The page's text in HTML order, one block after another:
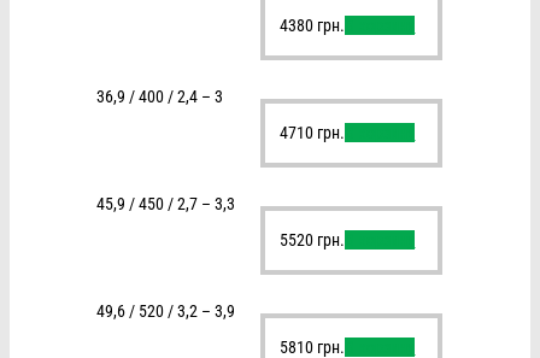
4380 грн.
36,9 / 400 / 2,4 – 3
4710 грн.
45,9 / 450 / 2,7 – 3,3
5520 грн.
49,6 / 520 / 3,2 – 3,9
5810 грн.